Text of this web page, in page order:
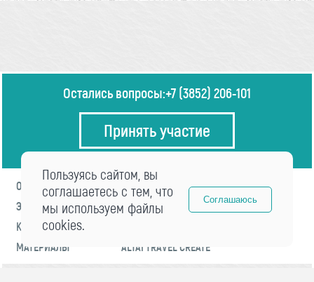
Остались вопросы:+7 (3852) 206-101
Принять участие
О ФОРУМЕ
ПРОГРАММА
ЭКСПЕРТЫ
НОВОСТИ
КОНТАКТЫ
МАТЕРИАЛЫ
ALTAI TRAVEL CREATE
Пользуясь сайтом, вы
соглашаетесь с тем, что
мы используем файлы
cookies.
Соглашаюсь